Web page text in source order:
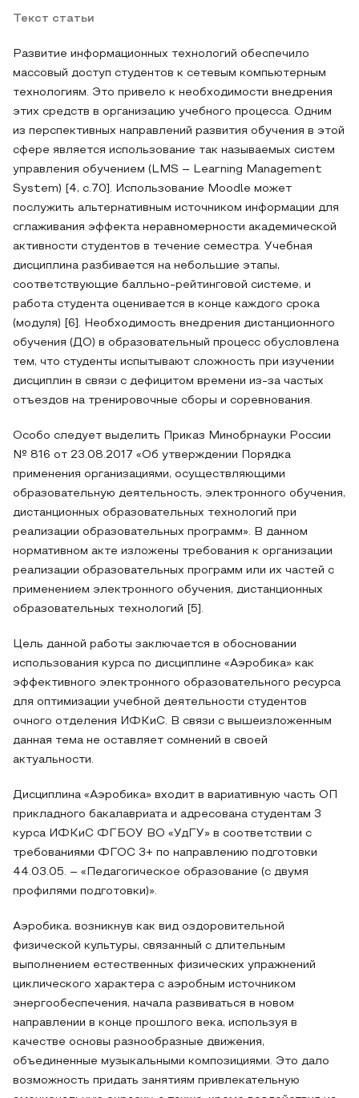
Текст статьи
Развитие информационных технологий обеспечило
массовый доступ студентов к сетевым компьютерным
технологиям. Это привело к необходимости внедрения
этих средств в организацию учебного процесса. Одним
из перспективных направлений развития обучения в этой
сфере является использование так называемых систем
управления обучением (LMS – Learning Management
System) [4, с.70]. Использование Moodle может
послужить альтернативным источником информации для
сглаживания эффекта неравномерности академической
активности студентов в течение семестра. Учебная
дисциплина разбивается на небольшие этапы,
соответствующие балльно-рейтинговой системе, и
работа студента оценивается в конце каждого срока
(модуля) [6]. Необходимость внедрения дистанционного
обучения (ДО) в образовательный процесс обусловлена
тем, что студенты испытывают сложность при изучении
дисциплин в связи с дефицитом времени из-за частых
отъездов на тренировочные сборы и соревнования.
Особо следует выделить Приказ Минобрнауки России
№ 816 от 23.08.2017 «Об утверждении Порядка
применения организациями, осуществляющими
образовательную деятельность, электронного обучения,
дистанционных образовательных технологий при
реализации образовательных программ». В данном
нормативном акте изложены требования к организации
реализации образовательных программ или их частей с
применением электронного обучения, дистанционных
образовательных технологий [5].
Цель данной работы заключается в обосновании
использования курса по дисциплине «Аэробика» как
эффективного электронного образовательного ресурса
для оптимизации учебной деятельности студентов
очного отделения ИФКиС. В связи с вышеизложенным
данная тема не оставляет сомнений в своей
актуальности.
Дисциплина «Аэробика» входит в вариативную часть ОП
прикладного бакалавриата и адресована студентам 3
курса ИФКиС ФГБОУ ВО «УдГУ» в соответствии с
требованиями ФГОС 3+ по направлению подготовки
44.03.05. – «Педагогическое образование (с двумя
профилями подготовки)».
Аэробика, возникнув как вид оздоровительной
физической культуры, связанный с длительным
выполнением естественных физических упражнений
циклического характера с аэробным источником
энергообеспечения, начала развиваться в новом
направлении в конце прошлого века, используя в
качестве основы разнообразные движения,
объединенные музыкальными композициями. Это дало
возможность придать занятиям привлекательную